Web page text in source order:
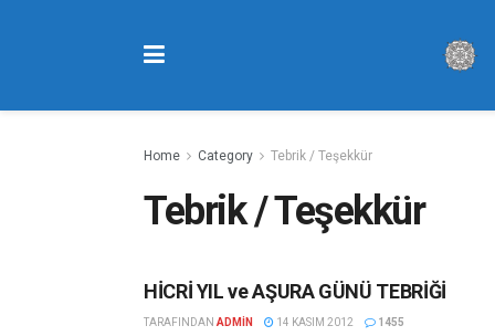
Home Category Tebrik / Teşekkür
Tebrik / Teşekkür
HİCRİ YIL ve AŞURA GÜNÜ TEBRİĞİ
TARAFINDAN ADMIN 14 KASIM 2012 1455